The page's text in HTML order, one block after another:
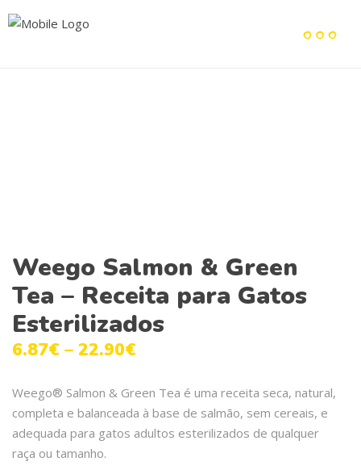
Weego Salmon & Green
Tea – Receita para Gatos
Esterilizados
6.87€ – 22.90€
Weego® Salmon & Green Tea é uma receita seca, natural,
completa e balanceada à base de salmão, sem cereais, e
adequada para gatos adultos esterilizados de qualquer
raça ou tamanho.